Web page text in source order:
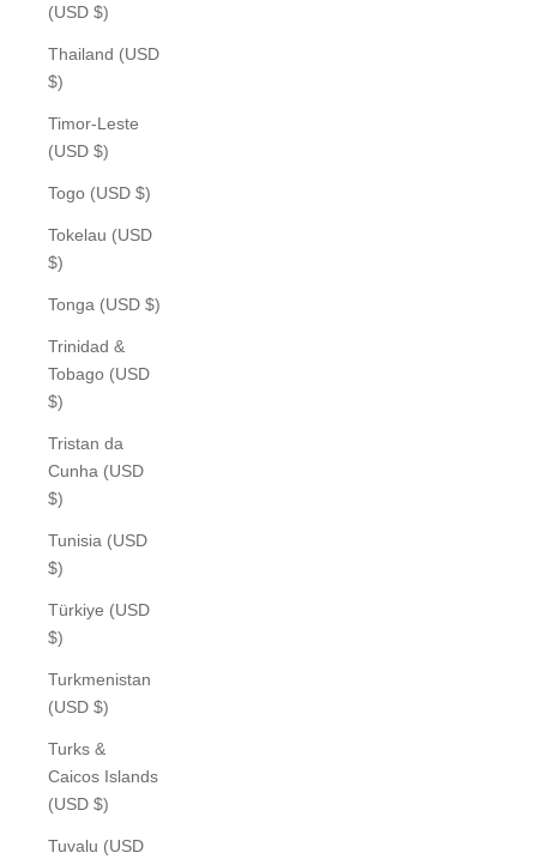
(USD $)
Thailand (USD
$)
Timor-Leste
(USD $)
Togo (USD $)
Tokelau (USD
$)
Tonga (USD $)
Trinidad &
Tobago (USD
$)
Tristan da
Cunha (USD
$)
Tunisia (USD
$)
Türkiye (USD
$)
Turkmenistan
(USD $)
Turks &
Caicos Islands
(USD $)
Tuvalu (USD